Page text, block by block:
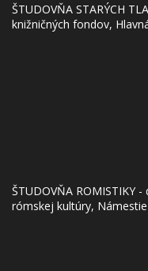
ŠTUDOVŇA STARÝCH
knižničných fondov,
ŠTUDOVŇA ROMISTIKY
rómskej kultúry,